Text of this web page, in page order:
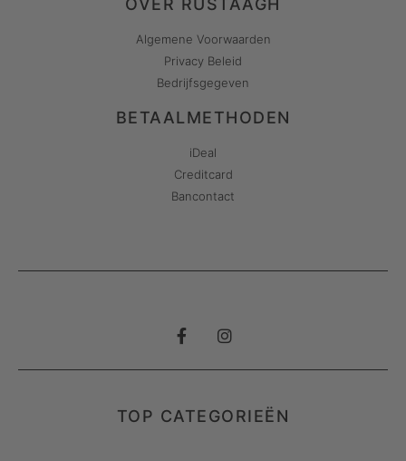
OVER RUSTAAGH
Algemene Voorwaarden
Privacy Beleid
Bedrijfsgegeven
BETAALMETHODEN
iDeal
Creditcard
Bancontact
TOP CATEGORIEËN